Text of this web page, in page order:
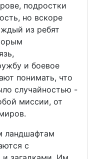
подростки
но вскоре
из ребят
и боевое
понимать, что
случайностью -
миссии, от
ландшафтам
с